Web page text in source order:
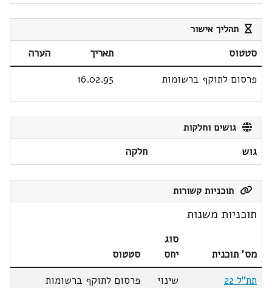
תהליך אישור
סטטוס תאריך
הערה
פרסום לתוקף ברשומות
16.02.95
גושים וחלקות
גוש חלקה
תוכניות קשורות
תוכניות משנות
מס' תוכנית
סוג
יחס
סטטוס
תת"ל 22
שינוי
פרסום לתוקף ברשומות